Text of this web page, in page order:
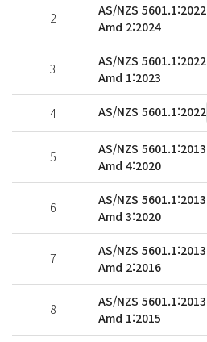
2
AS/NZS 5601.1:2022
Amd 2:2024
3
AS/NZS 5601.1:2022
Amd 1:2023
4 AS/NZS 5601.1:2022
5
AS/NZS 5601.1:2013
Amd 4:2020
6
AS/NZS 5601.1:2013
Amd 3:2020
7
AS/NZS 5601.1:2013
Amd 2:2016
8
AS/NZS 5601.1:2013
Amd 1:2015